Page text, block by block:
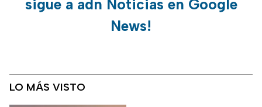
sigue a adn Noticias en Google
News!
LO MÁS VISTO